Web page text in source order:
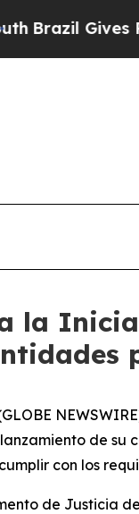
Gives Parents
la
(GLOBE
de
con los
de Justicia